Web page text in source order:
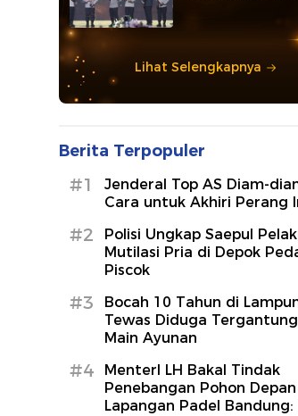
Lihat Selengkapnya
Berita Terpopuler
#1
Jenderal Top AS Diam-
Cara untuk Akhiri Perang
#2
Polisi Ungkap Saepul
Mutilasi Pria di Depok
Piscok
#3
Bocah 10 Tahun di
Tewas Diduga
Main Ayunan
#4
MenterI LH Bakal Tindak
Penebangan Pohon Depan
Lapangan Padel Bandung: